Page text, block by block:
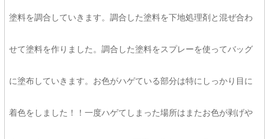
塗料を調合していきます。調合した塗料を下地処理剤と混ぜ合わ
せて塗料を作りました。調合した塗料をスプレーを使ってバッグ
に塗布していきます。お色がハゲている部分は特にしっかり目に
着色をしました！！一度ハゲてしまった場所はまたお色が剥げや